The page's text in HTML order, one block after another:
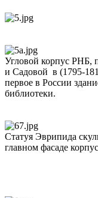
Угловой корпус РНБ,
и Садовой в (1795-
первое в России
библиотеки.
Статуя Эврипида
главном фасаде